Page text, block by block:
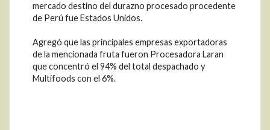
mercado destino del durazno procesado procedente
de Perú fue Estados Unidos.
Agregó que las principales empresas exportadoras
de la mencionada fruta fueron Procesadora Laran
que concentró el 94% del total despachado y
Multifoods con el 6%.